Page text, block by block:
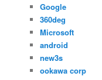
Google
360deg
Microsoft
android
new3s
ookawa corp